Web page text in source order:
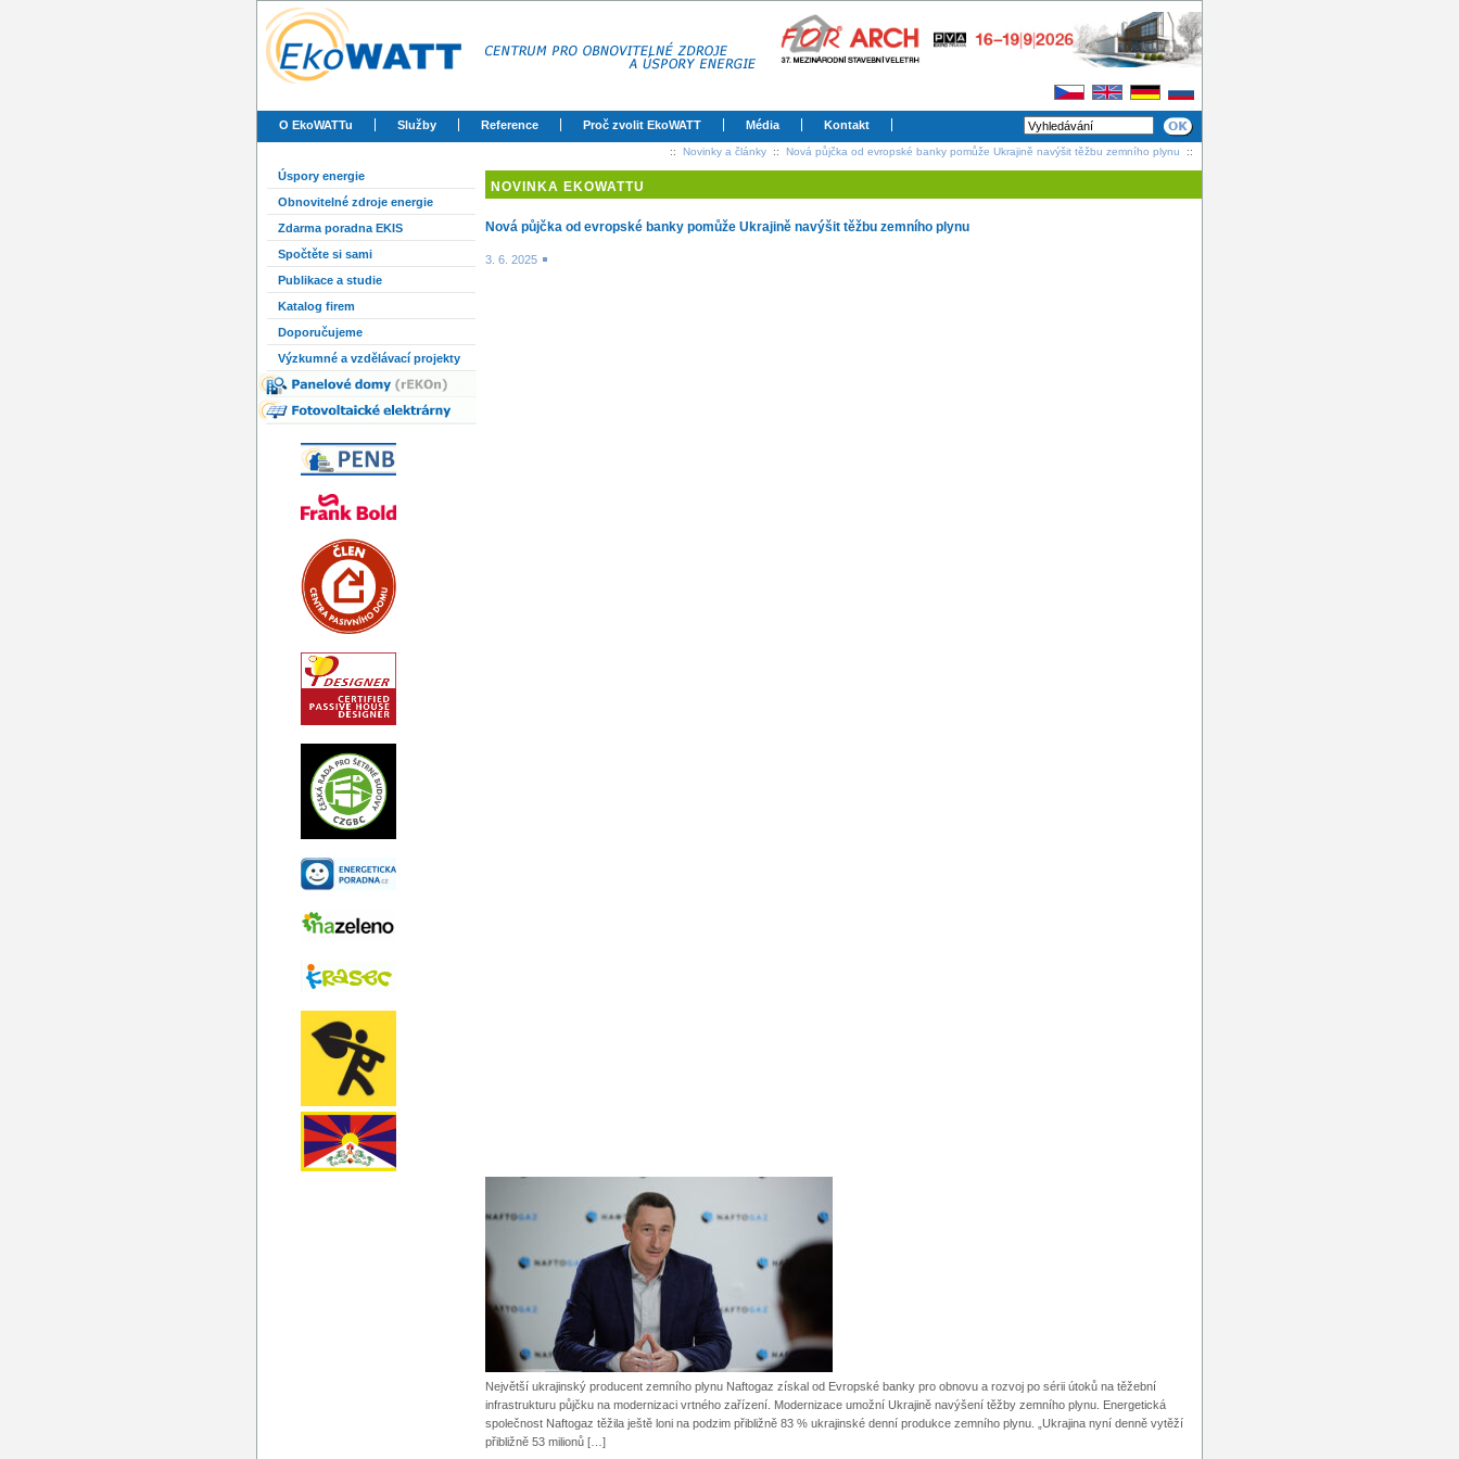
O EkoWATTu Služby Reference Proč zvolit EkoWATT Média Kontakt
:: Novinky a články :: Nová půjčka od evropské banky pomůže Ukrajině navýšit těžbu zemního plynu ::
Úspory energie
Obnovitelné zdroje energie
Zdarma poradna EKIS
Spočtěte si sami
Publikace a studie
Katalog firem
Doporučujeme
Výzkumné a vzdělávací projekty
NOVINKA EKOWATTU
Nová půjčka od evropské banky pomůže Ukrajině navýšit těžbu zemního plynu
3. 6. 2025
Největší ukrajinský producent zemního plynu Naftogaz získal od Evropské banky pro obnovu a rozvoj po sérii útoků na těžební
infrastrukturu půjčku na modernizaci vrtného zařízení. Modernizace umožní Ukrajině navýšení těžby zemního plynu. Energetická
společnost Naftogaz těžila ještě loni na podzim přibližně 83 % ukrajinské denní produkce zemního plynu. „Ukrajina nyní denně vytěží
přibližně 53 milionů […]